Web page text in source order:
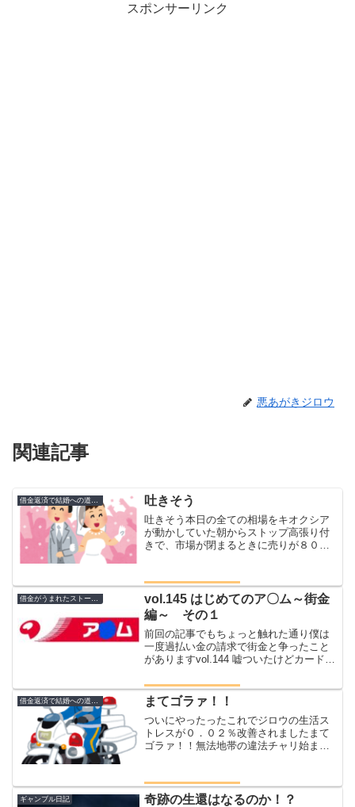
スポンサーリンク
悪あがきジロウ
関連記事
吐きそう
吐きそう本日の全ての相場をキオクシア
が動かしていた朝からストップ高張り付
きで、市場が閉まるときに売りが８０万
１５時３０分ついにキオクシアの決算が
出るどっちだどっちだどっ...
vol.145 はじめてのア〇ム～街金
編～ その１
前回の記事でもちょっと触れた通り僕は
一度過払い金の請求で街金と争ったこと
がありますvol.144 嘘ついたけどカードは
が過払い請求をするまでのストーリーを
書いていきますジロウさん今は老子のよ
うな姿だけど、...
まてゴラァ！！
ついにやったったこれでジロウの生活ス
トレスが０．０２％改善されましたまて
ゴラァ！！無法地帯の違法チャリ始まり
に説明するが、ジロウはマンションの管
理もしている（無収入）そ...
ギャンブル日記 奇跡の生還はなるのか！？